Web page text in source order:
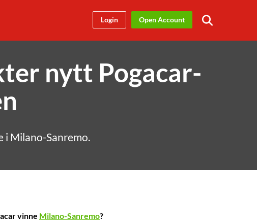
Open Account
Login
nytt Pogacar-
i Milano-Sanremo.
vinne Milano-Sanremo?